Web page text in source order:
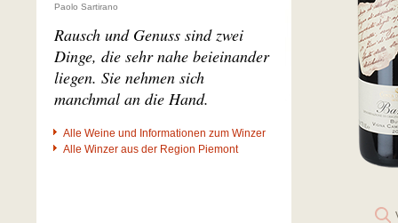
Paolo Sartirano
Rausch und Genuss sind zwei
Dinge, die sehr nahe beieinander
liegen. Sie nehmen sich
manchmal an die Hand.
Alle Weine und Informationen zum Winzer
Alle Winzer aus der Region Piemont